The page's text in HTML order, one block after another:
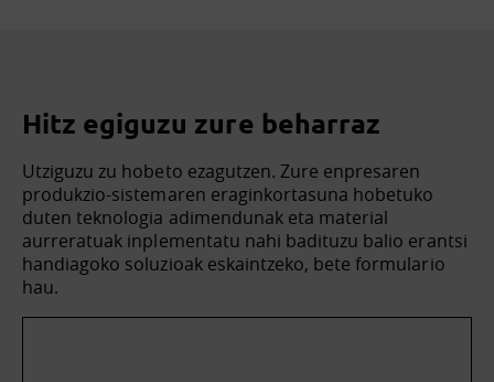
Hitz egiguzu zure beharraz
Utziguzu zu hobeto ezagutzen. Zure enpresaren
produkzio-sistemaren eraginkortasuna hobetuko
duten teknologia adimendunak eta material
aurreratuak inplementatu nahi badituzu balio erantsi
handiagoko soluzioak eskaintzeko, bete formulario
hau.